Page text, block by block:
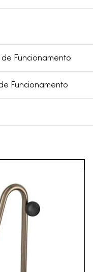
Funcionamento
Funcionamento